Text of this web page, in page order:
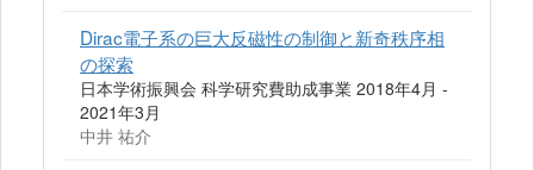
Dirac電子系の巨大反磁性の制御と新奇秩序相
の探索
日本学術振興会 科学研究費助成事業 2018年4月 -
2021年3月
中井 祐介